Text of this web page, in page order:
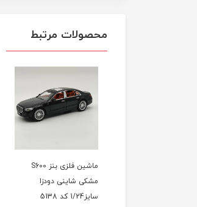
محصولات مرتبط
ماشین فلزی بنز S600
مشکی شاینی دودزا
سایز1/24 کد 5138